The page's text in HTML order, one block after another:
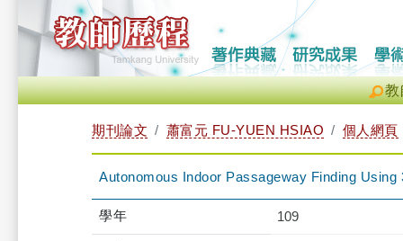
教
期刊論文 蕭富元 FU-YUEN HSIAO 個人網頁
Autonomous Indoor Passageway Finding
學年 109